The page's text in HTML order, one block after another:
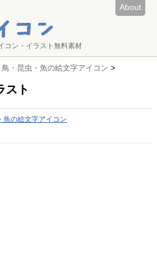
About
コン・イラスト無料素材
・昆虫・魚の絵文字アイコン >
スト
魚の絵文字アイコン